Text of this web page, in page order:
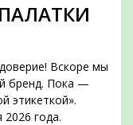
Вскоре мы
бренд. Пока —
этикеткой».
года.